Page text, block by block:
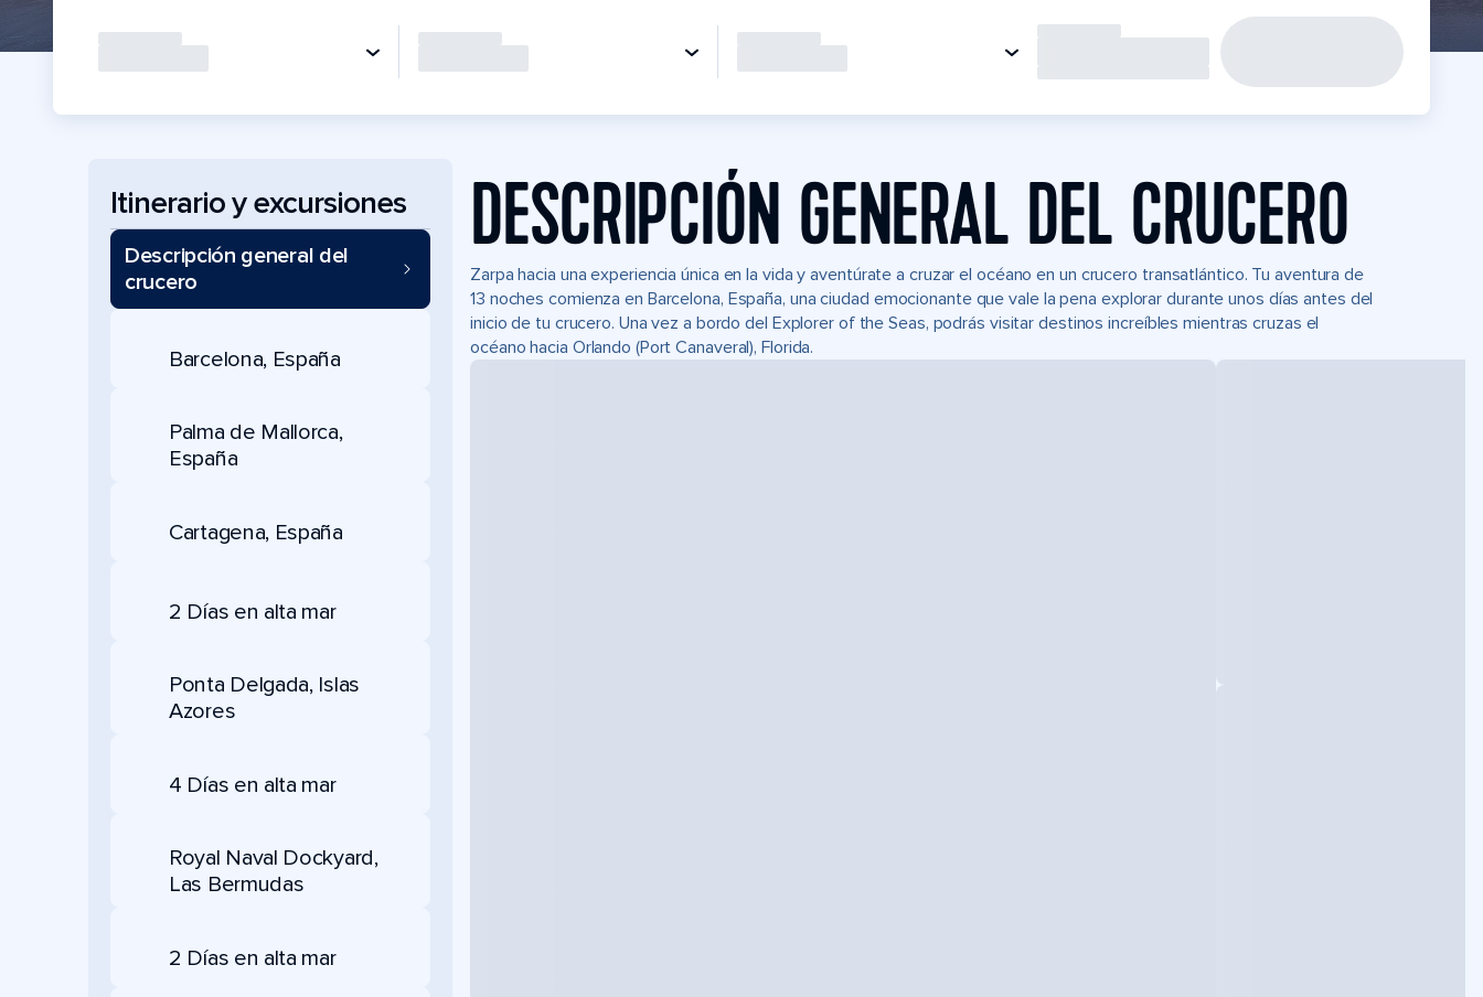
Itinerario y excursiones
Descripción general del
crucero
Barcelona, España
Palma de Mallorca,
España
Cartagena, España
2 Días en alta mar
Ponta Delgada, Islas
Azores
4 Días en alta mar
Royal Naval Dockyard,
Las Bermudas
2 Días en alta mar
DESCRIPCIÓN GENERAL DEL CRUCERO
Zarpa hacia una experiencia única en la vida y aventúrate a cruzar el océano en un crucero transatlántico. Tu aventura de
13 noches comienza en Barcelona, España, una ciudad emocionante que vale la pena explorar durante unos días antes del
inicio de tu crucero. Una vez a bordo del Explorer of the Seas, podrás visitar destinos increíbles mientras cruzas el
océano hacia Orlando (Port Canaveral), Florida.